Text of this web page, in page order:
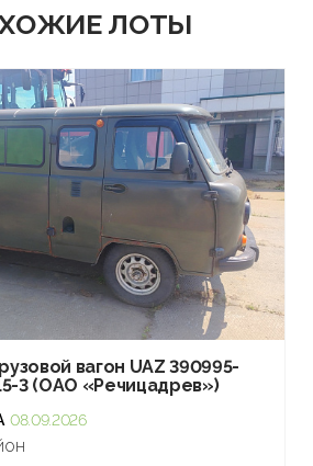
ЛОТЫ
вагон UAZ 390995-
3 (ОАО «Речицадрев»)
08.09.2026